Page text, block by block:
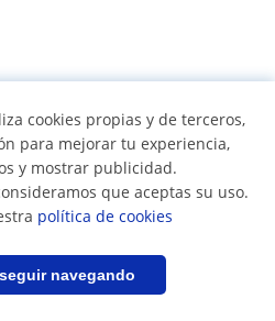
9,5/10
de alumnos
clases particulares
cookies propias y de terceros,
para mejorar tu experiencia,
y mostrar publicidad.
que aceptas su uso.
política de cookies
navegando